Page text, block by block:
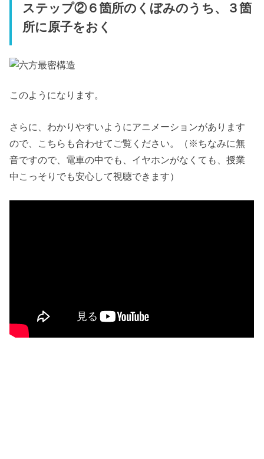
ステップ②６箇所のくぼみのうち、３箇
所に原子をおく
このようになります。
さらに、わかりやすいようにアニメーションがあります
ので、こちらも合わせてご覧ください。（※ちなみに無
音ですので、電車の中でも、イヤホンがなくても、授業
中こっそりでも安心して視聴できます）